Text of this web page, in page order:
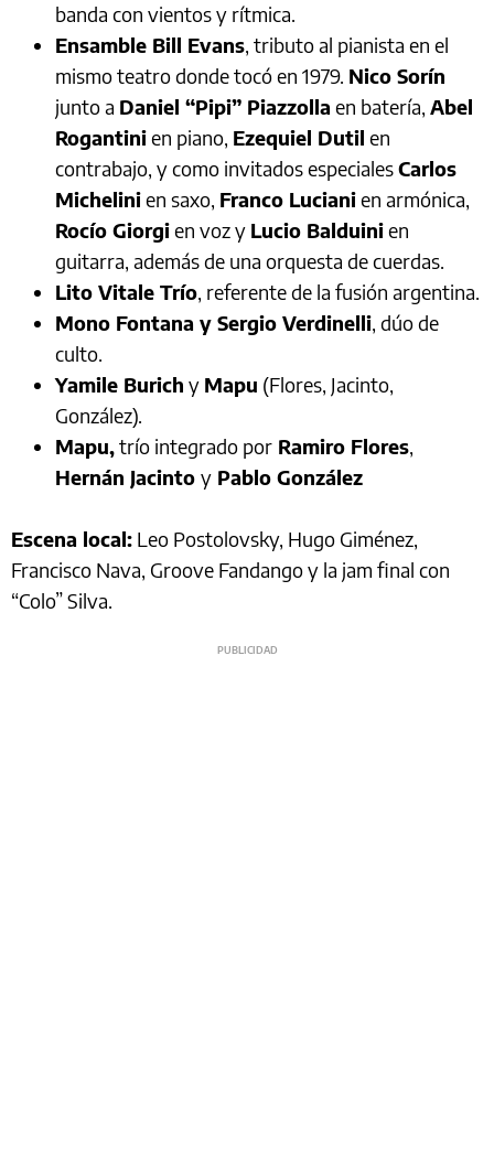
banda con vientos y rítmica.
Ensamble Bill Evans, tributo al pianista en el
mismo teatro donde tocó en 1979. Nico Sorín
junto a Daniel “Pipi” Piazzolla en batería, Abel
Rogantinien piano, Ezequiel Dutil en
contrabajo, y como invitados especialesCarlos
Michelinien saxo, Franco Lucianien armónica,
Rocío Giorgien voz y Lucio Balduinien
guitarra, además de una orquesta de cuerdas.
Lito Vitale Trío, referente de la fusión argentina.
Mono Fontana y Sergio Verdinelli, dúo de
culto.
Yamile Burich y Mapu (Flores, Jacinto,
González).
Mapu,trío integrado por Ramiro Flores,
Hernán Jacinto y Pablo González
Escena local: Leo Postolovsky, Hugo Giménez,
Francisco Nava, Groove Fandango y la jam final con
“Colo” Silva.